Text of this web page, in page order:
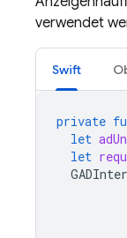
verwendet
Swift
private
let
let